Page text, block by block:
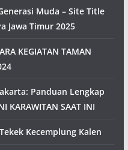
Muda – Site Title
Jawa Timur 2025
KEGIATAN TAMAN
Panduan Lengkap
KARAWITAN SAAT INI
Tekek Kecemplung Kalen